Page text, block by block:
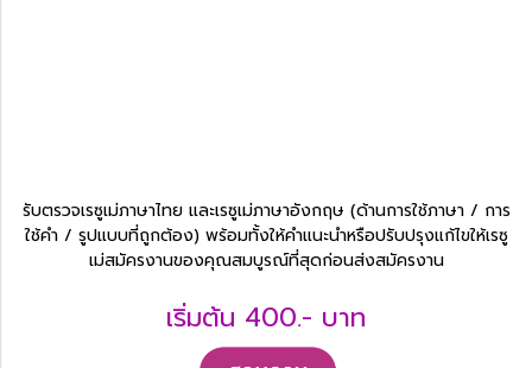
รับตรวจเรซูเม่ภาษาไทย และเรซูเม่ภาษาอังกฤษ (ด้านการใช้ภาษา / การ
ใช้คำ / รูปแบบที่ถูกต้อง) พร้อมทั้งให้คำแนะนำหรือปรับปรุงแก้ไขให้เรซู
เม่สมัครงานของคุณสมบูรณ์ที่สุดก่อนส่งสมัครงาน
เริ่มต้น 400.- บาท